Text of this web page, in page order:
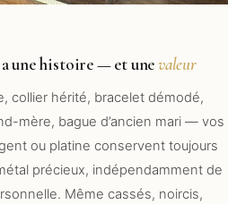
une histoire — et unevaleur
collier hérité, bracelet démodé,
mère, bague d’ancien mari — vos
ou platine conservent toujours
précieux, indépendamment de
Même cassés, noircis,